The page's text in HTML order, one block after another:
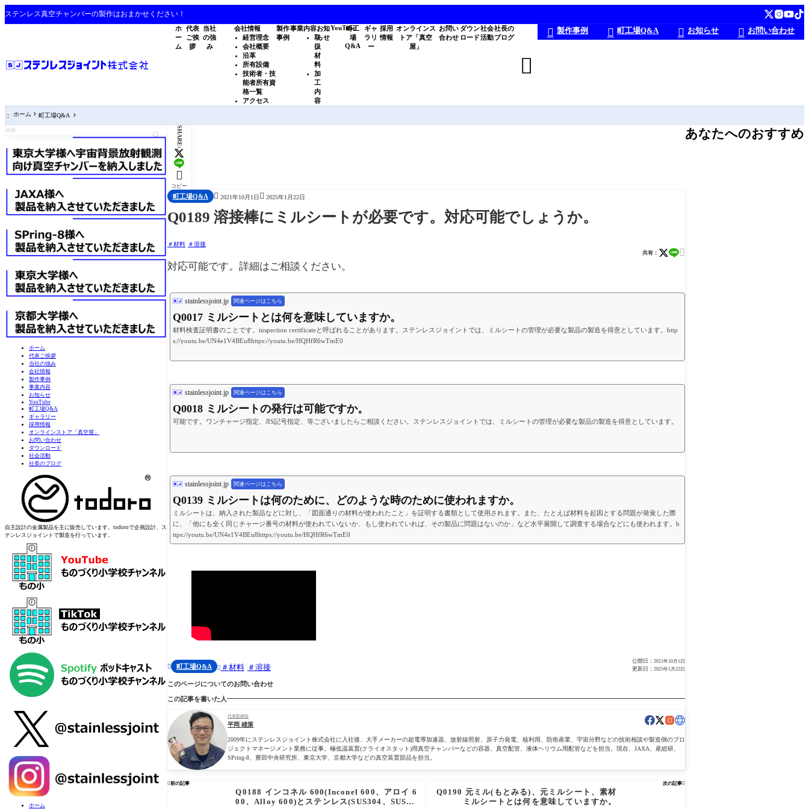
ステンレス真空チャンバーの製作はおまかせください！
ホ
ー
ム
代表
ご挨
拶
当社
の強
み
会社情報
経営理念
会社概要
沿革
所有設備
技術者・技
能者所有資
格一覧
アクセス
製作
事例
事業内容
取
扱
材
料
加
工
内
容
お知
らせ
YouTube
町工
場
Q&A
ギャ
ラリ
ー
採用
情報
オンラインス
トア「真空
屋」
お問い
合わせ
ダウン
ロード
社会
活動
社長の
ブログ

 製作事例  町工場Q&A  お知らせ  お問い合わせ
 ホーム 町工場Q&A
ホーム
代表ご挨拶
当社の強み
会社情報
製作事例
事業内容
お知らせ
YouTube
町工場Q&A
ギャラリー
採用情報
オンラインストア「真空屋」
お問い合わせ
ダウンロード
社会活動
社長のブログ
自主設計の金属製品を主に販売しています。todoroで企画設計、ス
テンレスジョイントで製造を行っています。
ホーム
SHARE:

コピー
町工場Q&A  2021年10月1日  2025年1月22日
Q0189 溶接棒にミルシートが必要です。対応可能でしょうか。
材料 溶接
共有：

対応可能です。詳細はご相談ください。
stainlessjoint.jp 関連ページはこちら
Q0017 ミルシートとは何を意味していますか。
材料検査証明書のことです。inspection certificateと呼ばれることがあります。ステンレスジョイントでは、ミルシートの管理が必要な製品の製造を得意としています。http
s://youtu.be/UN4e1V4BEu8https://youtu.be/HQHfR6wTmE0
stainlessjoint.jp 関連ページはこちら
Q0018 ミルシートの発行は可能ですか。
可能です。ワンチャージ指定、JIS記号指定、等ございましたらご相談ください。ステンレスジョイントでは、ミルシートの管理が必要な製品の製造を得意としています。
stainlessjoint.jp 関連ページはこちら
Q0139 ミルシートは何のために、どのような時のために使われますか。
ミルシートは、納入された製品などに対し、「図面通りの材料が使われたこと」を証明する書類として使用されます。また、たとえば材料を起因とする問題が発覚した際
に、「他にも全く同じチャージ番号の材料が使われていないか、もし使われていれば、その製品に問題はないのか」など水平展開して調査する場合などにも使われます。h
ttps://youtu.be/UN4e1V4BEu8https://youtu.be/HQHfR6wTmE0
 町工場Q&A  材料 溶接
公開日： 2021年10月1日
更新日： 2025年1月22日
このページについてのお問い合わせ
この記事を書いた人
代表取締役
平岡 雄策
2009年にステンレスジョイント株式会社に入社後、大手メーカーの超電導加速器、放射線照射、原子力発電、核利用、防衛産業、宇宙分野などの技術相談や製造側のプロ
ジェクトマネージメント業務に従事。極低温装置(クライオスタット)用真空チャンバーなどの容器、真空配管、液体ヘリウム用配管などを担当。現在、JAXA、産総研、
SPring-8、豊田中央研究所、東京大学、京都大学などの真空装置部品を担当。
前の記事
Q0188 インコネル 600(Inconel 600、アロイ 6
00、Alloy 600)とステンレス(SUS304、SUS31
次の記事
Q0190 元ミル(もとみる)、元ミルシート、素材
ミルシートとは何を意味していますか。
あなたへのおすすめ